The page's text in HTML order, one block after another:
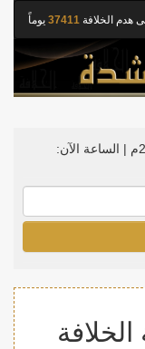
هدم الخلافة 37411 يوماً
الساعة الآن: